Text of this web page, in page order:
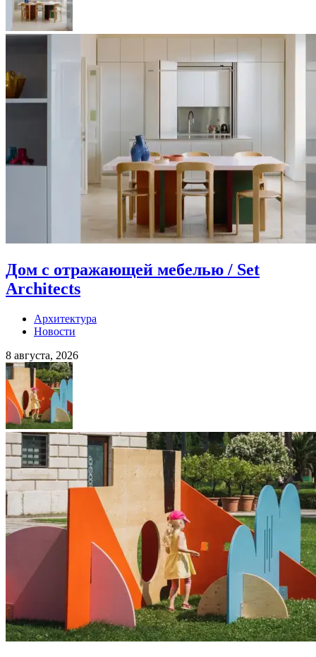
Дом с отражающей мебелью / Set
Architects
Архитектура
Новости
8 августа, 2026